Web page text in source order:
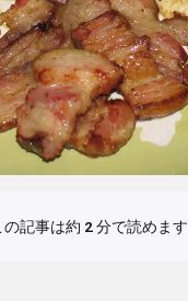
の記事は約 2分で読めます